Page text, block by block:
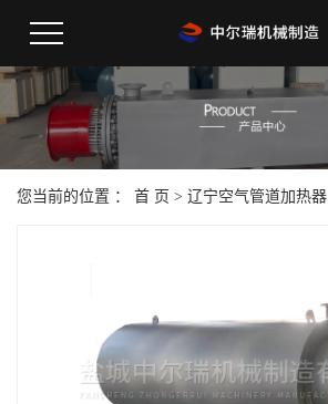
您当前的位置 ： 首 页 > 辽宁空气管道加热器